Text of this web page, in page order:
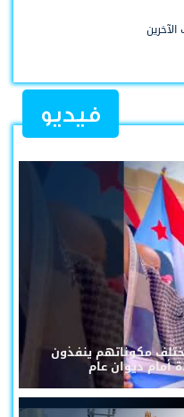
فيديو
مكوناتهم ينفذون
أمام ديوان عام